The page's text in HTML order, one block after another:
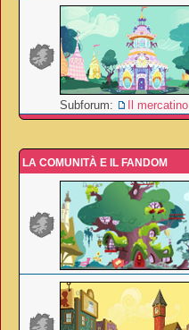
Subforum:
Il mercatino
LA COMUNITÀ E IL FANDOM